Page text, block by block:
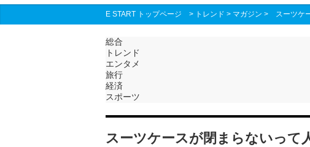
E START トップページ > トレンド > マガジン > スーツケ
総合
トレンド
エンタメ
旅行
経済
スポーツ
スーツケースが閉まらないって